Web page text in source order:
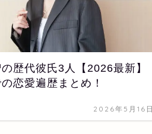
歴代彼氏3人【2026最新】
恋愛遍歴まとめ！
2026年5月16